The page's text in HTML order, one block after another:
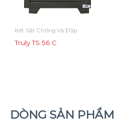
DÒNG SẢN PHẨM
Két Sắt Chống Va Đập
Truly TS 56 C